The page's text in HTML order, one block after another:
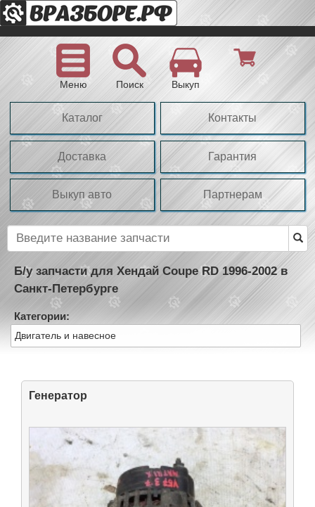
Меню Поиск Выкуп
Каталог Контакты
Доставка Гарантия
Выкуп авто Партнерам
Б/у запчасти для Хендай Coupe RD 1996-2002 в
Санкт-Петербурге
Категории:
Двигатель и навесное
Генератор